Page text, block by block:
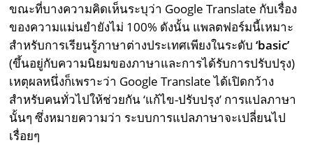
ขณะที่บางความคิดเห็นระบุว่า Google Translate กับเรื่อง
ของความแม่นยำยังไม่ 100% ดังนั้น แพลตฟอร์มนี้เหมาะ
สำหรับการเรียนรู้ภาษาต่างประเทศเพียงในระดับ‘basic’
(ขึ้นอยู่กับความนิยมของภาษาและการได้รับการปรับปรุง)
เหตุผลหนึ่งก็เพราะว่า Google Translate ได้เปิดกว้าง
สำหรับคนทั่วไปให้ช่วยกัน ‘แก้ไข-ปรับปรุง’ การแปลภาษา
นั้นๆ ซึ่งหมายความว่า ระบบการแปลภาษาจะเปลี่ยนไป
เรื่อยๆ